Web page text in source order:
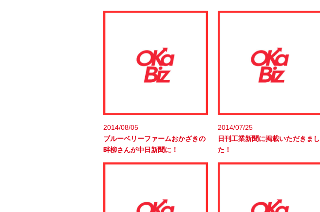
2014/08/05
ブルーベリーファームおかざきの
畔柳さんが中日新聞に！
2014/07/25
日刊工業新聞に掲載いただきまし
た！